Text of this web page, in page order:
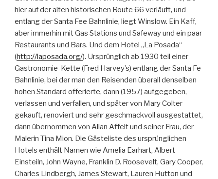
hier auf der alten historischen Route 66 verläuft, und
entlang der Santa Fee Bahnlinie, liegt Winslow. Ein Kaff,
aber immerhin mit Gas Stations und Safeway und ein paar
Restaurants und Bars. Und dem Hotel „La Posada“
(http://laposada.org/). Ursprünglich ab 1930 teil einer
Gastronomie-Kette (Fred Harvey’s) entlang der Santa Fe
Bahnlinie, bei der man den Reisenden überall denselben
hohen Standard offerierte, dann (1957) aufgegeben,
verlassen und verfallen, und später von Mary Colter
gekauft, renoviert und sehr geschmackvoll ausgestattet,
dann übernommen von Allan Affelt und seiner Frau, der
Malerin Tina Mion. Die Gästeliste des ursprünglichen
Hotels enthält Namen wie Amelia Earhart, Albert
Einsteiln, John Wayne, Franklin D. Roosevelt, Gary Cooper,
Charles Lindbergh, James Stewart, Lauren Hutton und